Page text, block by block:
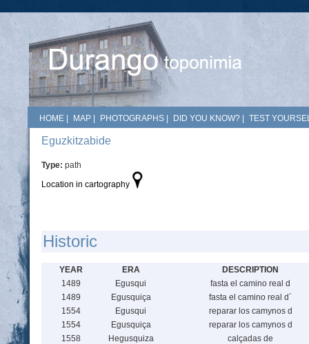
HOME MAP PHOTOGRAPHS DID YOU KNOW? TEST
Eguzkitzabide
Type: path
Location in cartography
Historic
YEAR ERA
DESCRIPTION
1489
Egusqui
fasta el camino real d
1489
Egusquiça
fasta el camino real d´
1554
Egusqui
reparar los camynos d
1554
Egusquiça
reparar los camynos d
1558
Hegusquiza
calçadas de